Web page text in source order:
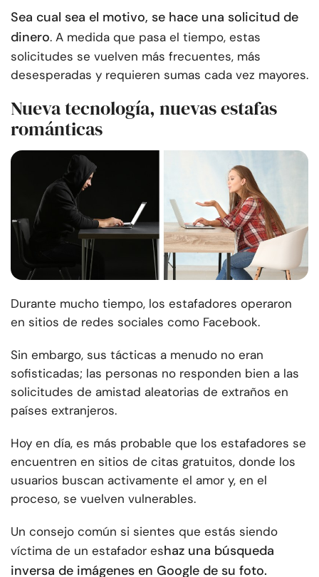
Sea cual sea el motivo, se hace una solicitud de
dinero. A medida que pasa el tiempo, estas
solicitudes se vuelven más frecuentes, más
desesperadas y requieren sumas cada vez mayores.
Nueva tecnología, nuevas estafas
románticas
Durante mucho tiempo, los estafadores operaron
en sitios de redes sociales como Facebook.
Sin embargo, sus tácticas a menudo no eran
sofisticadas; las personas no responden bien a las
solicitudes de amistad aleatorias de extraños en
países extranjeros.
Hoy en día, es más probable que los estafadores se
encuentren en sitios de citas gratuitos, donde los
usuarios buscan activamente el amor y, en el
proceso, se vuelven vulnerables.
Un consejo común si sientes que estás siendo
víctima de un estafador eshaz una búsqueda
inversa de imágenes en Google de su foto.